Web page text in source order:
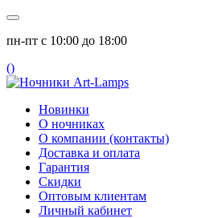
пн-пт с 10:00 до 18:00
()
Новинки
О ночниках
О компании (контакты)
Доставка и оплата
Гарантия
Скидки
Оптовым клиентам
Личный кабинет